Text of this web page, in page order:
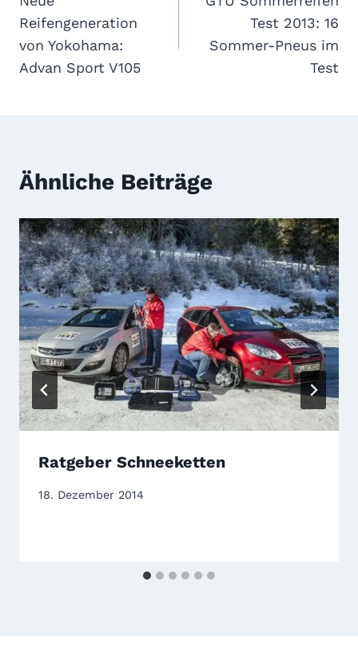
Reifengeneration
von Yokohama:
Advan Sport V105
Test 2013: 16
Sommer-Pneus im
Test
Ähnliche Beiträge
Ratgeber Schneeketten
18. Dezember 2014